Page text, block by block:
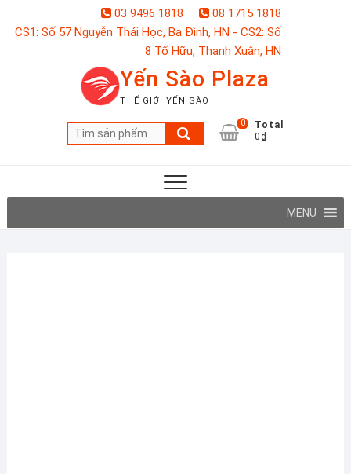
03 9496 1818
08 1715 1818
CS1: Số 57 Nguyễn Thái Học, Ba Đình, HN - CS2: Số
8 Tố Hữu, Thanh Xuân, HN
Yến Sào Plaza
THẾ GIỚI YẾN SÀO
Tìm
kiếm:
0
Total
0₫
MENU